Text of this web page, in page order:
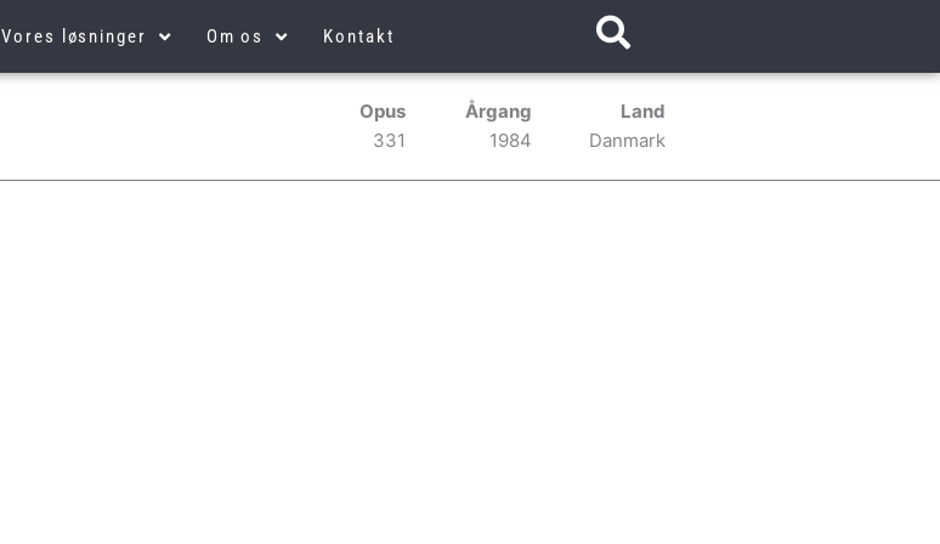
Vores løsninger Om os Kontakt
Opus
331
Årgang
1984
Land
Danmark